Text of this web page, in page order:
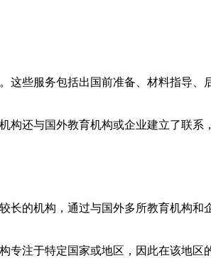
些服务包括出国前准备、材料指导
构还与国外教育机构或企业建立了联
长的机构，通过与国外多所教育机构
专注于特定国家或地区，因此在该地